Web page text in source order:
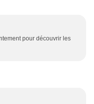
pour découvrir les